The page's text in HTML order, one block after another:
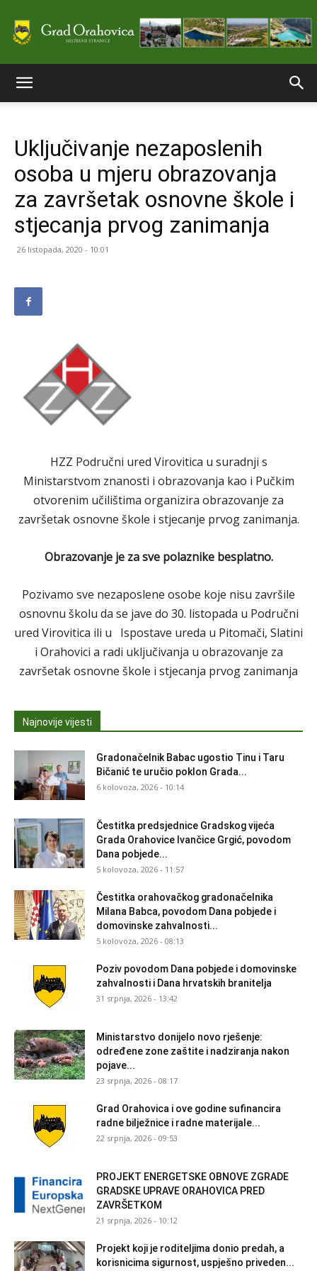
stranice
Grada
Uključivanje nezaposlenih
osoba u mjeru obrazovanja
za završetak osnovne škole i
stjecanja prvog zanimanja
26 listopada, 2020 - 10:01
HZZ Područni ured Virovitica u suradnji s
Ministarstvom znanosti i obrazovanja kao i Pučkim
otvorenim učilištima organizira obrazovanje za
završetak osnovne škole i stjecanje prvog zanimanja.
Obrazovanje je za sve polaznike besplatno.
Pozivamo sve nezaposlene osobe koje nisu završile
osnovnu školu da se jave do 30. listopada u Područni
ured Virovitica ili u Ispostave ureda u Pitomači, Slatini
i Orahovici a radi uključivanja u obrazovanje za
završetak osnovne škole i stjecanja prvog zanimanja
Najnovije vijesti
Gradonačelnik Babac ugostio Tinu i Taru
Bičanić te uručio poklon Grada...
6 kolovoza, 2026 - 10:14
Čestitka predsjednice Gradskog vijeća
Grada Orahovice Ivančice Grgić, povodom
Dana pobjede...
5 kolovoza, 2026 - 11:57
Čestitka orahovačkog gradonačelnika
Milana Babca, povodom Dana pobjede i
domovinske zahvalnosti...
5 kolovoza, 2026 - 08:13
Poziv povodom Dana pobjede i domovinske
zahvalnosti i Dana hrvatskih branitelja
31 srpnja, 2026 - 13:42
Ministarstvo donijelo novo rješenje:
određene zone zaštite i nadziranja nakon
pojave...
23 srpnja, 2026 - 08:17
Grad Orahovica i ove godine sufinancira
radne bilježnice i radne materijale...
22 srpnja, 2026 - 09:53
PROJEKT ENERGETSKE OBNOVE ZGRADE
GRADSKE UPRAVE ORAHOVICA PRED
ZAVRŠETKOM
21 srpnja, 2026 - 10:12
Projekt koji je roditeljima donio predah, a
korisnicima sigurnost, uspješno priveden...